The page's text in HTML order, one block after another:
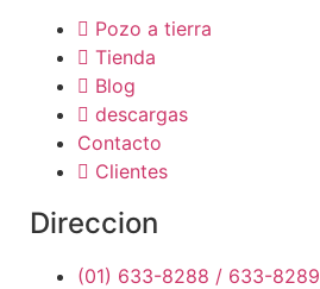
Pozo a tierra
Tienda
Blog
descargas
Contacto
Clientes
Direccion
(01) 633-8288 / 633-8289